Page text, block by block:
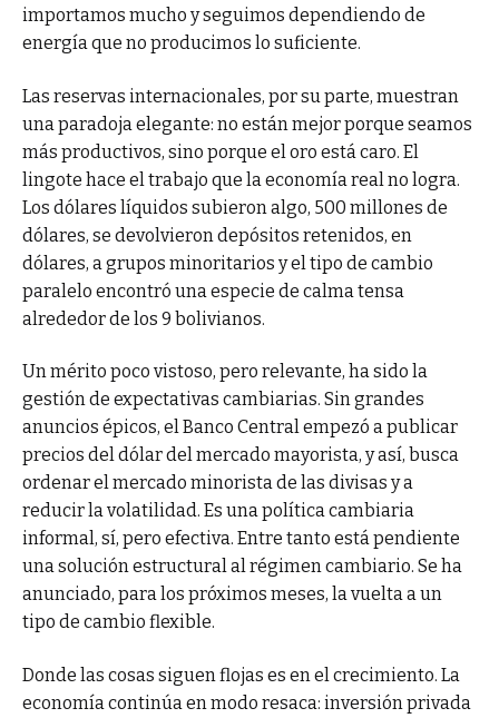
importamos mucho y seguimos dependiendo de
energía que no producimos lo suficiente.
Las reservas internacionales, por su parte, muestran
una paradoja elegante: no están mejor porque seamos
más productivos, sino porque el oro está caro. El
lingote hace el trabajo que la economía real no logra.
Los dólares líquidos subieron algo, 500 millones de
dólares, se devolvieron depósitos retenidos, en
dólares, a grupos minoritarios y el tipo de cambio
paralelo encontró una especie de calma tensa
alrededor de los 9 bolivianos.
Un mérito poco vistoso, pero relevante, ha sido la
gestión de expectativas cambiarias. Sin grandes
anuncios épicos, el Banco Central empezó a publicar
precios del dólar del mercado mayorista, y así, busca
ordenar el mercado minorista de las divisas y a
reducir la volatilidad. Es una política cambiaria
informal, sí, pero efectiva. Entre tanto está pendiente
una solución estructural al régimen cambiario. Se ha
anunciado, para los próximos meses, la vuelta a un
tipo de cambio flexible.
Donde las cosas siguen flojas es en el crecimiento. La
economía continúa en modo resaca: inversión privada